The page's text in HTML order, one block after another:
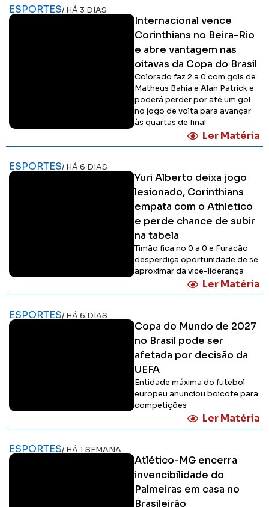
ESPORTES/ HÁ 3 DIAS
Internacional vence
Corinthians no Beira-Rio
e abre vantagem nas
oitavas da Copa do Brasil
Colorado faz 2 a 0 com gols de
Matheus Bahia e Alan Patrick e
poderá perder por até um gol
no jogo de volta para avançar
às quartas de final
Ler Matéria
ESPORTES/ HÁ 6 DIAS
Yuri Alberto deixa jogo
lesionado, Corinthians
empata com o Athletico
e perde chance de subir
na tabela
Timão fica no 0 a 0 e Furacão
desperdiça oportunidade de se
aproximar da vice-liderança
Ler Matéria
ESPORTES/ HÁ 6 DIAS
Copa do Mundo de 2027
no Brasil pode ser
afetada por decisão da
UEFA
Entidade máxima do futebol
europeu anunciou boicote para
competições
Ler Matéria
ESPORTES/ HÁ 1 SEMANA
Atlético-MG encerra
invencibilidade do
Palmeiras em casa no
Brasileirão